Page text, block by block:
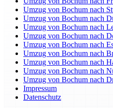
Umzug von Bochum nach
Umzug von Bochum nach
Umzug von Bochum nach
Umzug von Bochum nach
Umzug von Bochum nach
Umzug von Bochum nach
Umzug von Bochum nach
Umzug von Bochum nach
Umzug von Bochum nach
Impressum
Datenschutz